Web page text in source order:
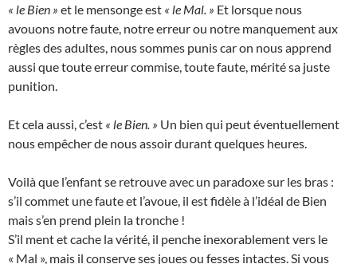
« le Bien » et le mensonge est « le Mal. » Et lorsque nous
avouons notre faute, notre erreur ou notre manquement aux
règles des adultes, nous sommes punis car on nous apprend
aussi que toute erreur commise, toute faute, mérité sa juste
punition.
Et cela aussi, c’est « le Bien. » Un bien qui peut éventuellement
nous empêcher de nous assoir durant quelques heures.
Voilà que l’enfant se retrouve avec un paradoxe sur les bras :
s’il commet une faute et l’avoue, il est fidèle à l’idéal de Bien
mais s’en prend plein la tronche !
S’il ment et cache la vérité, il penche inexorablement vers le
« Mal », mais il conserve ses joues ou fesses intactes. Si vous